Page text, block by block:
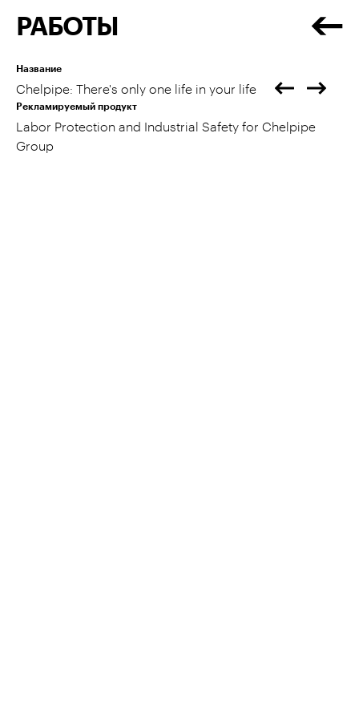
РАБОТЫ
Название
Chelpipe: There's only one life in your life
Рекламируемый продукт
Labor Protection and Industrial Safety for Chelpipe
Group